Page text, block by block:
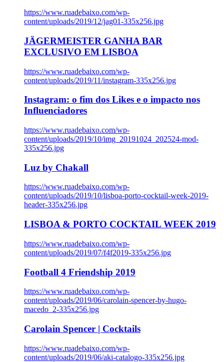
https://www.ruadebaixo.com/wp-
content/uploads/2019/12/jag01-335x256.jpg
JÄGERMEISTER GANHA BAR
EXCLUSIVO EM LISBOA
https://www.ruadebaixo.com/wp-
content/uploads/2019/11/instagram-335x256.jpg
Instagram: o fim dos Likes e o impacto nos
Influenciadores
https://www.ruadebaixo.com/wp-
content/uploads/2019/10/img_20191024_202524-mod-
335x256.jpg
Luz by Chakall
https://www.ruadebaixo.com/wp-
content/uploads/2019/10/lisboa-porto-cocktail-week-2019-
header-335x256.jpg
LISBOA & PORTO COCKTAIL WEEK 2019
https://www.ruadebaixo.com/wp-
content/uploads/2019/07/f4f2019-335x256.jpg
Football 4 Friendship 2019
https://www.ruadebaixo.com/wp-
content/uploads/2019/06/carolain-spencer-by-hugo-
macedo_2-335x256.jpg
Carolain Spencer | Cocktails
https://www.ruadebaixo.com/wp-
content/uploads/2019/06/aki-catalogo-335x256.jpg